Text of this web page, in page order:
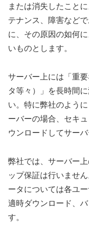
または消失したこと
テナンス、障害など
に、その原因の如何
いものとします。
サーバー上には「重
タ等々）」を長時間
い。特に弊社のよう
ーバーの場合、セキ
ウンロードしてサー
弊社では、サーバー
ップ保証は行いませ
ータについては各ユ
適時ダウンロード、
す。